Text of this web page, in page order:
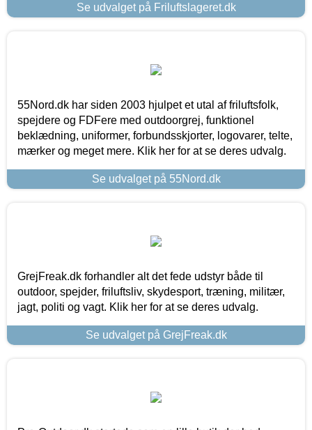
Se udvalget på Friluftslageret.dk
55Nord.dk har siden 2003 hjulpet et utal af friluftsfolk,
spejdere og FDFere med outdoorgrej, funktionel
beklædning, uniformer, forbundsskjorter, logovarer, telte,
mærker og meget mere. Klik her for at se deres udvalg.
Se udvalget på 55Nord.dk
GrejFreak.dk forhandler alt det fede udstyr både til
outdoor, spejder, friluftsliv, skydesport, træning, militær,
jagt, politi og vagt. Klik her for at se deres udvalg.
Se udvalget på GrejFreak.dk